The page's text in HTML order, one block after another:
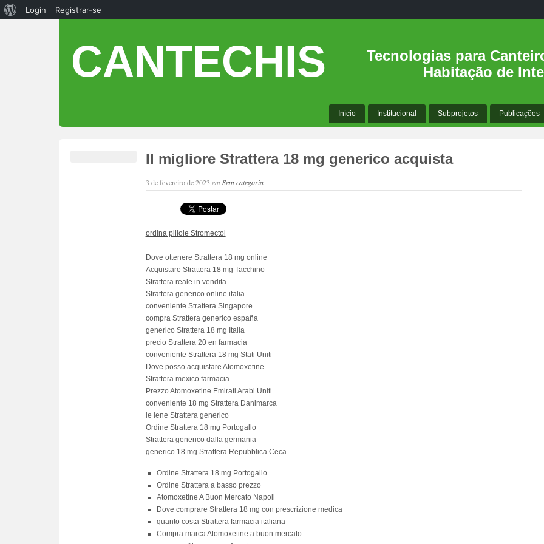
CANTECHIS
Tecnologias para
Habitação de
Início Institucional Subprojetos Publicações
Il migliore Strattera 18 mg generico acquista
3 de fevereiro de 2023 em Sem categoria
ordina pillole Stromectol
Dove ottenere Strattera 18 mg online
Acquistare Strattera 18 mg Tacchino
Strattera reale in vendita
Strattera generico online italia
conveniente Strattera Singapore
compra Strattera generico españa
generico Strattera 18 mg Italia
precio Strattera 20 en farmacia
conveniente Strattera 18 mg Stati Uniti
Dove posso acquistare Atomoxetine
Strattera mexico farmacia
Prezzo Atomoxetine Emirati Arabi Uniti
conveniente 18 mg Strattera Danimarca
le iene Strattera generico
Ordine Strattera 18 mg Portogallo
Strattera generico dalla germania
generico 18 mg Strattera Repubblica Ceca
Ordine Strattera 18 mg Portogallo
Ordine Strattera a basso prezzo
Atomoxetine A Buon Mercato Napoli
Dove comprare Strattera 18 mg con prescrizione medica
quanto costa Strattera farmacia italiana
Compra marca Atomoxetine a buon mercato
Login Registrar-se